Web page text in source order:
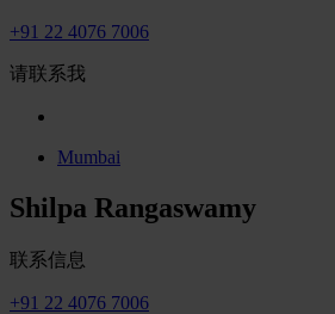
+91 22 4076 7006
请联系我
Mumbai
Shilpa Rangaswamy
联系信息
+91 22 4076 7006